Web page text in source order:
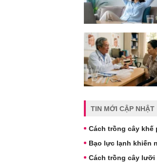
TIN MỚI CẬP NHẬT
Cách trồng cây
Bạo lực lạnh khiến
Cách trồng cây lưỡi